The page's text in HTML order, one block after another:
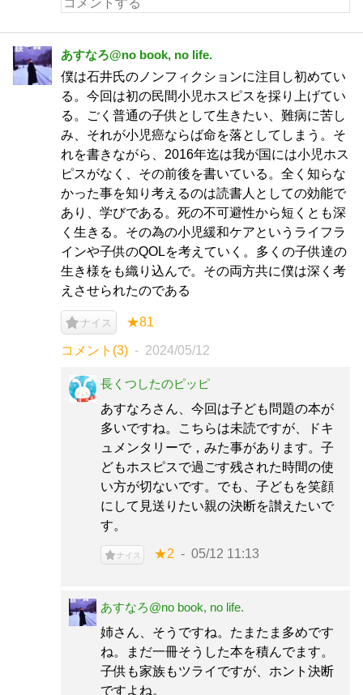
あすなろ@no book, no life.
僕は石井氏のノンフィクションに注目し初めてい
る。今回は初の民間小児ホスピスを採り上げてい
る。ごく普通の子供として生きたい、難病に苦し
み、それが小児癌ならば命を落としてしまう。そ
れを書きながら、2016年迄は我が国には小児ホス
ピスがなく、その前後を書いている。全く知らな
かった事を知り考えるのは読書人としての効能で
あり、学びである。死の不可避性から短くとも深
く生きる。その為の小児緩和ケアというライフラ
インや子供のQOLを考えていく。多くの子供達の
生き様をも織り込んで。その両方共に僕は深く考
えさせられたのである
ナイス ★81
コメント(3) 2024/05/12
長くつしたのピッピ
あすなろさん、今回は子ども問題の本が
多いですね。こちらは未読ですが、ドキ
ュメンタリーで，みた事があります。子
どもホスピスで過ごす残された時間の使
い方が切ないです。でも、子どもを笑顔
にして見送りたい親の決断を讃えたいで
す。
ナイス ★2 05/12 11:13
あすなろ@no book, no life.
姉さん、そうですね。たまたま多めです
ね。まだ一冊そうした本を積んでます。
子供も家族もツライですが、ホント決断
ですよね。